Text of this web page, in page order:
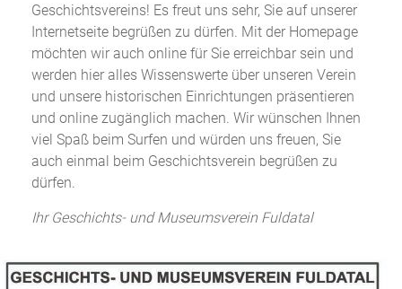
Geschichtsvereins! Es freut uns sehr, Sie auf unserer
Internetseite begrüßen zu dürfen. Mit der Homepage
möchten wir auch online für Sie erreichbar sein und
werden hier alles Wissenswerte über unseren Verein
und unsere historischen Einrichtungen präsentieren
und online zugänglich machen. Wir wünschen Ihnen
viel Spaß beim Surfen und würden uns freuen, Sie
auch einmal beim Geschichtsverein begrüßen zu
dürfen.
Ihr Geschichts- und Museumsverein Fuldatal